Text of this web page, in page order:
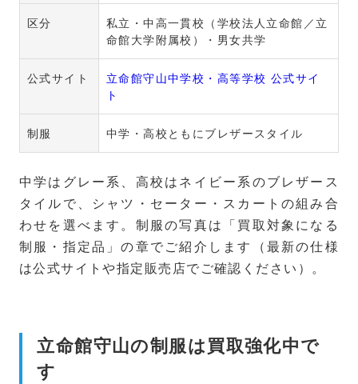
区分
私立・中高一貫校（学校法人立命館／立
命館大学附属校）・男女共学
公式サイト
立命館守山中学校・高等学校 公式サイ
ト
制服 中学・高校ともにブレザースタイル
中学はグレー系、高校はネイビー系のブレザース
タイルで、シャツ・セーター・スカートの組み合
わせを選べます。制服の写真は「買取対象になる
制服・指定品」の章でご紹介します（最新の仕様
は公式サイトや指定販売店でご確認ください）。
立命館守山の制服は買取強化中で
す